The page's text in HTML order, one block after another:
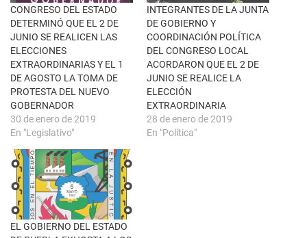
n
t
a
n
a
n
u
e
v
a
)
k
(
S
e
r
e
e
n
u
n
a
v
e
t
a
a
n
u
e
v
a
)
CONGRESO DEL ESTADO
DETERMINÓ QUE EL 2 DE
JUNIO SE REALICEN LAS
ELECCIONES
EXTRAORDINARIAS Y EL 1
DE AGOSTO LA TOMA DE
PROTESTA DEL NUEVO
GOBERNADOR
30 de enero de 2019
En "Legislativo"
INTEGRANTES DE LA JUNTA
DE GOBIERNO Y
COORDINACIÓN POLÍTICA
DEL CONGRESO LOCAL
ACORDARON QUE EL 2 DE
JUNIO SE REALICE LA
ELECCIÓN
EXTRAORDINARIA
28 de enero de 2019
En "Política"
EL GOBIERNO DEL ESTADO